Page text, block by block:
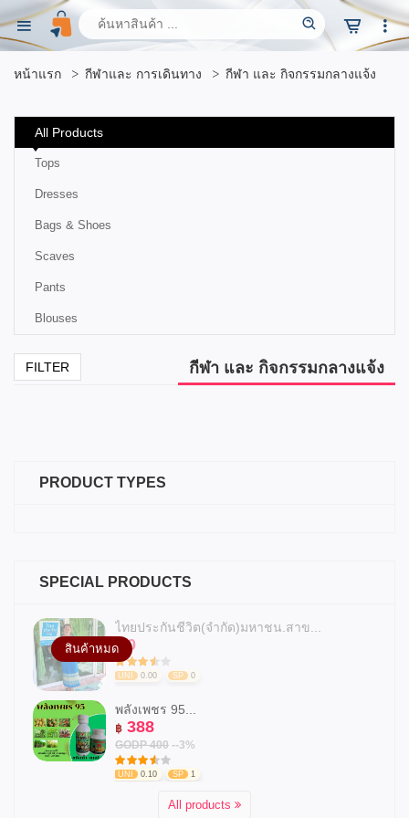
หน้าแรก กีฬาและ การเดินทาง กีฬา และ กิจกรรมกลางแจ้ง
All Products
Tops
Dresses
Bags & Shoes
Scaves
Pants
Blouses
FILTER กีฬา และ กิจกรรมกลางแจ้ง
PRODUCT TYPES
SPECIAL PRODUCTS
สินค้าหมด
ไทยประกันชีวิต(จำกัด)มหาชน.สาข...
฿ 0
UNI 0.00 SP 0
พลังเพชร 95...
฿ 388
GODP 400 --3%
UNI 0.10 SP 1
All products